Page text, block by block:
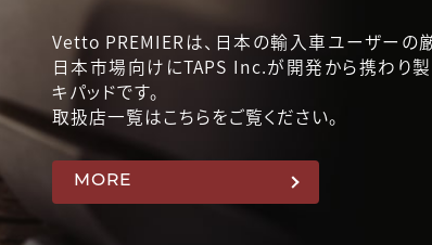
Vetto PREMIERは、日本の輸入車ユーザーの
日本市場向けにTAPS Inc.が開発から携わり
キパッドです。
取扱店一覧はこちらをご覧ください。
MORE